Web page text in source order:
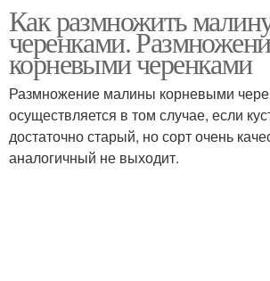
Как размножить
черенками.
корневыми черенками
Размножение малины корневыми
осуществляется в том случае, если
достаточно старый, но сорт очень
аналогичный не выходит.